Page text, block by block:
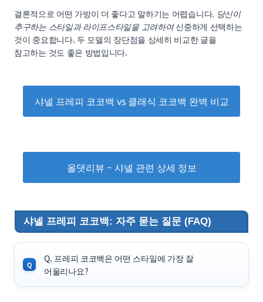
결론적으로 어떤 가방이 더 좋다고 말하기는 어렵습니다. 당신이
추구하는 스타일과 라이프스타일을 고려하여신중하게 선택하는
것이 중요합니다. 두 모델의 장단점을 상세히 비교한 글을
참고하는 것도 좋은 방법입니다.
샤넬 프레피 코코백 vs 클래식 코코백 완벽 비교
올댓리뷰 – 샤넬 관련 상세 정보
샤넬 프레피 코코백: 자주 묻는 질문 (FAQ)
Q. 프레피 코코백은 어떤 스타일에 가장 잘
어울리나요?